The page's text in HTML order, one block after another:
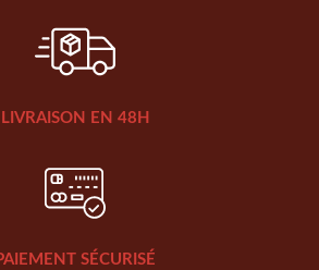
LIVRAISON EN 48H
SÉCURISÉ